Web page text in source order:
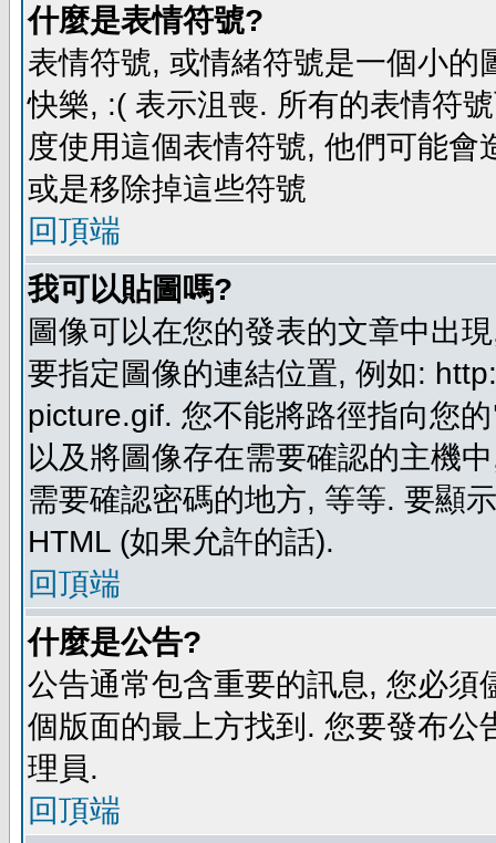
什麼是表情符號?
表情符號, 或情緒符號是一個小
快樂, :( 表示沮喪. 所有的表情符
度使用這個表情符號, 他們可能
或是移除掉這些符號
回頂端
我可以貼圖嗎?
圖像可以在您的發表的文章中出
要指定圖像的連結位置, 例如:
picture.gif. 您不能將路徑指向您
以及將圖像存在需要確認的主機
需要確認密碼的地方, 等等. 要顯
HTML (如果允許的話).
回頂端
什麼是公告?
公告通常包含重要的訊息, 您必
個版面的最上方找到. 您要發布
理員.
回頂端